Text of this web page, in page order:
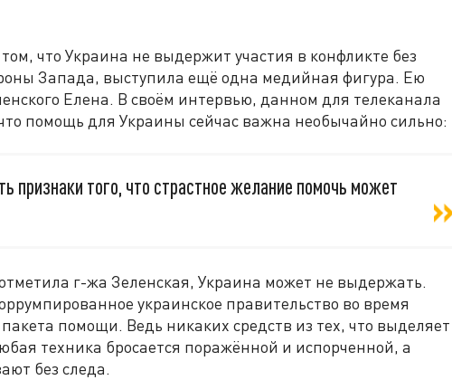
что Украина не выдержит участия в конфликте без
Запада, выступила ещё одна медийная фигура. Ею
Елена. В своём интервью, данном для телеканала
помощь для Украины сейчас важна необычайно сильно:
признаки того, что страстное желание помочь может
г-жа Зеленская, Украина может не выдержать.
украинское правительство во время
помощи. Ведь никаких средств из тех, что выделяет
техника бросается поражённой и испорченной, а
без следа.